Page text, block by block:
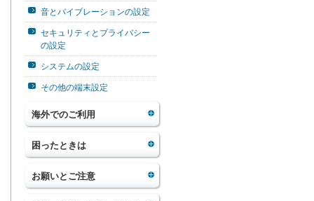
音とバイブレーションの設定
セキュリティとプライバシー
の設定
システムの設定
その他の端末設定
海外でのご利用
困ったときは
お願いとご注意